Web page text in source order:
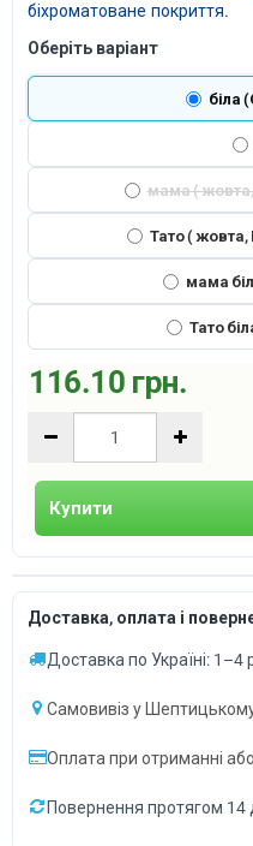
біхроматоване покриття.
Оберіть варіант
біла
мама ( жовта,
Тато ( жовта,
мама
Тато
116.10 грн.
Купити
Доставка, оплата і
Доставка по Україні: 1–4
Самовивіз у Шептицькому
Оплата при отриманні
Повернення протягом 14